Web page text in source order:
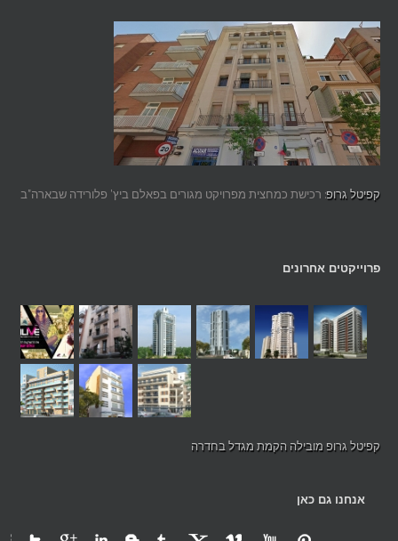
קפיטל גרופ: רכישת כמחצית מפרויקט מגורים בפאלם ביץ' פלורידה שבארה"ב
פרוייקטים אחרונים
קפיטל גרופ מובילה הקמת מגדל בחדרה
אנחנו גם כאן